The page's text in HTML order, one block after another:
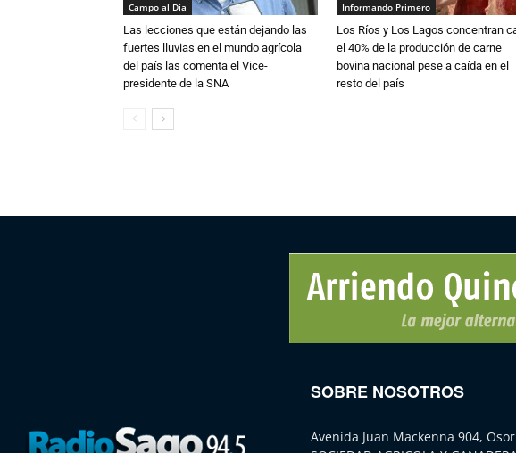
Campo al Día
Las lecciones que están dejando las
fuertes lluvias en el mundo agrícola
del país las comenta el Vice-
presidente de la SNA
Informando Primero
Los Ríos y Los Lagos concentran
el 40% de la producción de carne
bovina nacional pese a caída en el
resto del país
SOBRE NOSOTROS
Avenida Juan Mackenna 904,